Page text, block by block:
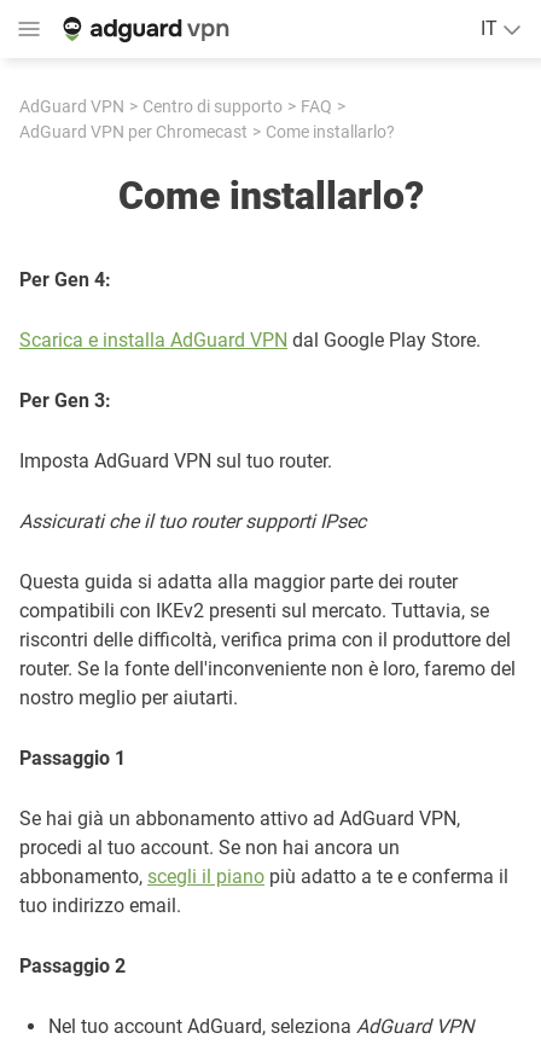
IT
AdGuard VPN Centro di supporto
FAQ
AdGuard VPN per Chromecast
Come installarlo?
Come installarlo?
Per Gen 4:
Scarica e installa AdGuard VPN dal Google Play Store.
Per Gen 3:
Imposta AdGuard VPN sul tuo router.
Assicurati che il tuo router supporti IPsec
Questa guida si adatta alla maggior parte dei router
compatibili con IKEv2 presenti sul mercato. Tuttavia, se
riscontri delle difficoltà, verifica prima con il produttore del
router. Se la fonte dell'inconveniente non è loro, faremo del
nostro meglio per aiutarti.
Passaggio 1
Se hai già un abbonamento attivo ad AdGuard VPN,
procedi al tuo account. Se non hai ancora un
abbonamento, scegli il piano più adatto a te e conferma il
tuo indirizzo email.
Passaggio 2
Nel tuo account AdGuard, seleziona AdGuard VPN